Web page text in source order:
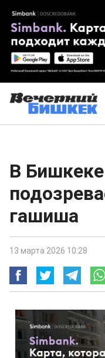
В
гашиша
13 марта 2026 10:28